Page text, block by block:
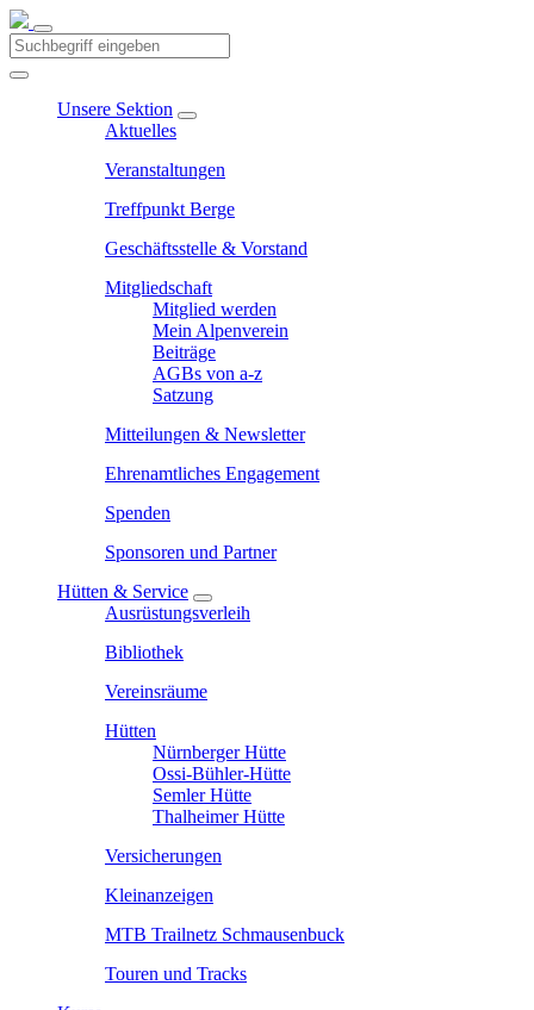
Unsere Sektion
Aktuelles
Veranstaltungen
Treffpunkt Berge
Geschäftsstelle & Vorstand
Mitgliedschaft
Mitglied werden
Mein Alpenverein
Beiträge
AGBs von a-z
Satzung
Mitteilungen & Newsletter
Ehrenamtliches Engagement
Spenden
Sponsoren und Partner
Hütten & Service
Ausrüstungsverleih
Bibliothek
Vereinsräume
Hütten
Nürnberger Hütte
Ossi-Bühler-Hütte
Semler Hütte
Thalheimer Hütte
Versicherungen
Kleinanzeigen
MTB Trailnetz Schmausenbuck
Touren und Tracks